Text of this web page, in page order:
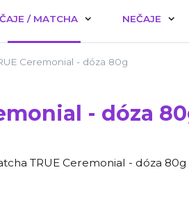
ČAJE / MATCHA NEČAJE
Ceremonial - dóza 80g
- dóza